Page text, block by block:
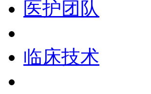
医护团队
临床技术